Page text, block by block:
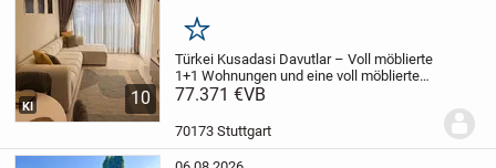
10
KI
Merken
Türkei Kusadasi Davutlar – Voll möblierte
1+1 Wohnungen und eine voll möblierte
2+1 WohnungUnsere Wohnungen sind
der Nähe von Supermärkten, dem
Gesundheitszent...
77.371 €VB
70173 Stuttgart